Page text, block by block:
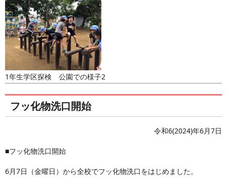
1年生学区探検 公園での様子2
フッ化物洗口開始
令和6(2024)年6月7日
■フッ化物洗口開始
6月7日（金曜日）から全校でフッ化物洗口をはじめました。